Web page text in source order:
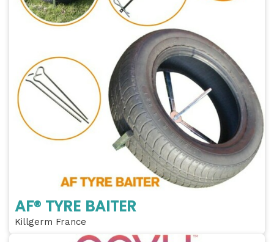
AF® TYRE BAITER
Killgerm France